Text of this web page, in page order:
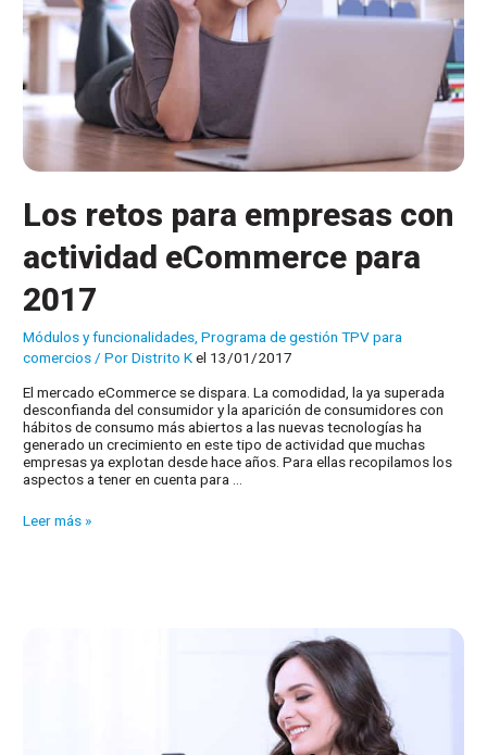
Los retos para empresas con
actividad eCommerce para
2017
Módulos y funcionalidades,Programa de gestión TPV para
comercios/ PorDistrito Kel 13/01/2017
El mercado eCommerce se dispara. La comodidad, la ya superada
desconfianda del consumidor y la aparición de consumidores con
hábitos de consumo más abiertos a las nuevas tecnologías ha
generado un crecimiento en este tipo de actividad que muchas
empresas ya explotan desde hace años. Para ellas recopilamos los
aspectos a tener en cuenta para …
Los
Leer más »